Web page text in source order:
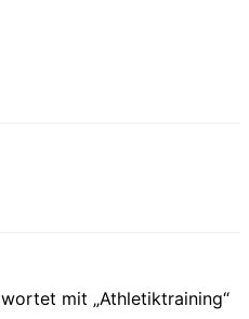
mit „Athletiktraining“